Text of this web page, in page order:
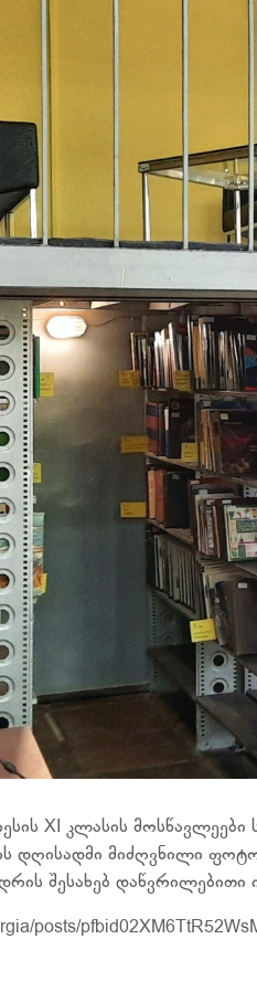
XI კლასის მოსწავლეები
მიძღვნილი
შესახებ
posts/